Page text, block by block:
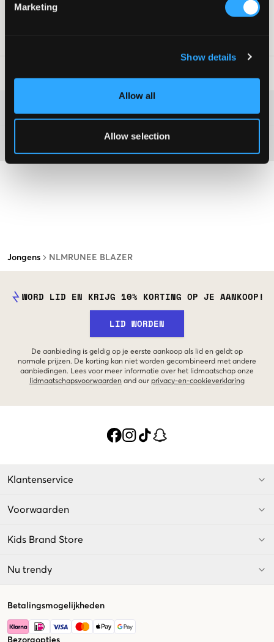
Marketing
Show details
Allow all
Allow selection
Jongens NLMRUNEE BLAZER
Licht getailleerd
Kleur: Dark Sapphire
WORD LID EN KRIJG 10% KORTING OP JE AANKOOP!
LID WORDEN
De aanbieding is geldig op je eerste aankoop als lid en geldt op
normale prijzen. De korting kan niet worden gecombineerd met andere
aanbiedingen. Lees voor meer informatie over het lidmaatschap onze
lidmaatschapsvoorwaarden and our privacy-en-cookieverklaring
Klantenservice
Voorwaarden
Kids Brand Store
Nu trendy
Betalingsmogelijkheden
Bezorgopties